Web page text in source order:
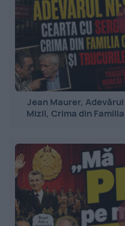
Jean Maurer,
Mizil, Crima din